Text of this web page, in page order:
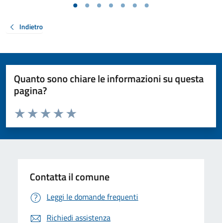
Indietro
Quanto sono chiare le informazioni su questa
pagina?
Valuta da 1 a 5 stelle la pagina
Valuta 5 stelle su 5
Valuta 4 stelle su 5
Valuta 3 stelle su 5
Valuta 2 stelle su 5
Valuta 1 stelle su 5
Contatta il comune
Leggi le domande frequenti
Richiedi assistenza